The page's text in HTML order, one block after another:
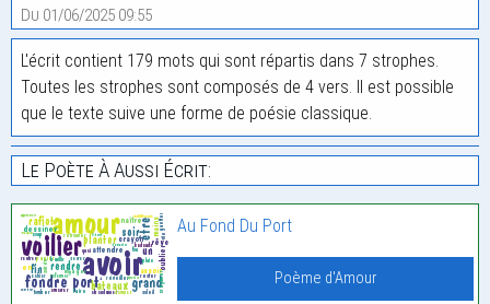
Du 01/06/2025 09:55
L'écrit contient 179 mots qui sont répartis dans 7 strophes.
Toutes les strophes sont composés de 4 vers. Il est possible
que le texte suive une forme de poésie classique.
Le Poète À Aussi Écrit:
Au Fond Du Port
Poème d'Amour